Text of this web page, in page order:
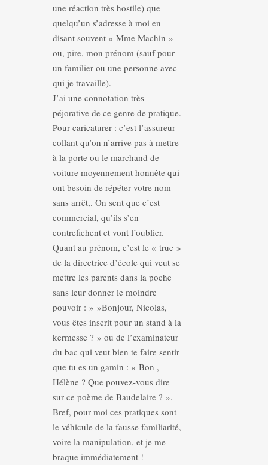
une réaction très hostile) que
quelqu’un s’adresse à moi en
disant souvent « Mme Machin »
ou, pire, mon prénom (sauf pour
un familier ou une personne avec
qui je travaille).
J’ai une connotation très
péjorative de ce genre de pratique.
Pour caricaturer : c’est l’assureur
collant qu’on n’arrive pas à mettre
à la porte ou le marchand de
voiture moyennement honnête qui
ont besoin de répéter votre nom
sans arrêt,. On sent que c’est
commercial, qu’ils s’en
contrefichent et vont l’oublier.
Quant au prénom, c’est le « truc »
de la directrice d’école qui veut se
mettre les parents dans la poche
sans leur donner le moindre
pouvoir : » »Bonjour, Nicolas,
vous êtes inscrit pour un stand à la
kermesse ? » ou de l’examinateur
du bac qui veut bien te faire sentir
que tu es un gamin : « Bon ,
Hélène ? Que pouvez-vous dire
sur ce poème de Baudelaire ? ».
Bref, pour moi ces pratiques sont
le véhicule de la fausse familiarité,
voire la manipulation, et je me
braque immédiatement !